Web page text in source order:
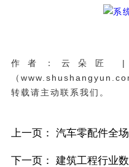
作者：云朵匠 |
（
转载请主动联系我们。
上一页： 汽车零配件全
下一页： 建筑工程行业